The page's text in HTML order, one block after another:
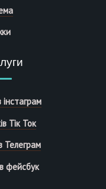
інстаграм
Тік Ток
Телеграм
фейсбук